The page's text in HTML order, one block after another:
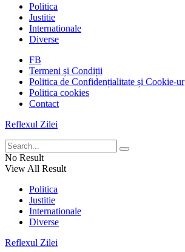
Politica
Justitie
Internationale
Diverse
FB
Termeni și Condiții
Politica de Confidențialitate și Cookie-ur
Politica cookies
Contact
Reflexul Zilei
No Result
View All Result
Politica
Justitie
Internationale
Diverse
Reflexul Zilei